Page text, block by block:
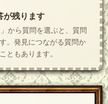
が残ります
から質問を選ぶと、質問
。発見につながる質問か
ともあります。